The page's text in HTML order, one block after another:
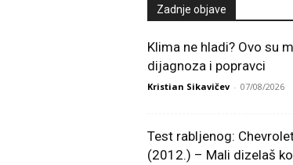
Zadnje objave
Klima ne hladi? Ovo su
dijagnoza i popravci
Kristian Sikavičev - 07/08/2026
Test rabljenog:
(2012.) – Mali dizelaš